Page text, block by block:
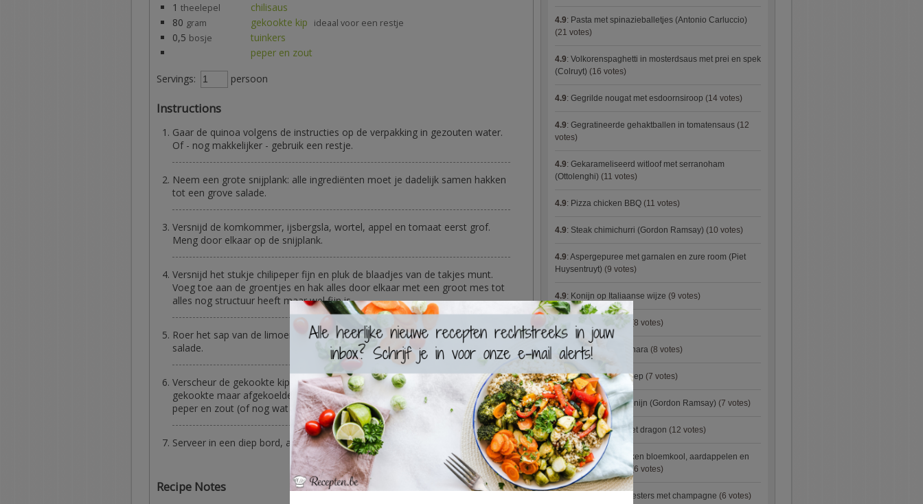
1 theelepel
chilisaus
80 gram gekookte kip ideaal voor een restje
0,5 bosje
tuinkers
peper en zout
Servings:
persoon
Instructions
Gaar de quinoa volgens de instructies op de verpakking in gezouten water.
Of - nog makkelijker - gebruik een restje.
Neem een grote snijplank: alle ingrediënten moet je dadelijk samen hakken
tot een grove salade.
Versnijd de komkommer, ijsbergsla, wortel, appel en tomaat eerst grof.
Meng door elkaar op de snijplank.
Versnijd het stukje chilipeper fijn en pluk de blaadjes van de takjes munt.
Voeg toe aan de groentjes en hak alles door elkaar met een groot mes tot
alles nog structuur heeft maar wel fijn is.
Roer het sap van de limoen samen met de yoghurt en chilisaus door de
salade.
Verscheur de gekookte kip in nonchalante stukken en roer samen met de
gekookte maar afgekoelde quinoa door de salade. Werk naar smaak af met
peper en zout (of nog wat chilisaus/limoensap).
Serveer in een diep bord, afgewerkt met flink wat tuinkers. Smakelijk!
Recipe Notes
4.9: Pasta met spinazieballetjes (Antonio Carluccio)
(21 votes)
4.9: Volkorenspaghetti in mosterdsaus met prei en spek
(Colruyt) (16 votes)
4.9: Gegrilde nougat met esdoornsiroop (14 votes)
4.9: Gegratineerde gehaktballen in tomatensaus (12
votes)
4.9: Gekarameliseerd witloof met serranoham
(Ottolenghi) (11 votes)
4.9: Pizza chicken BBQ (11 votes)
4.9: Steak chimichurri (Gordon Ramsay) (10 votes)
4.9: Aspergepuree met garnalen en zure room (Piet
Huysentruyt) (9 votes)
4.9: Konijn op Italiaanse wijze (9 votes)
(8 votes)
4.9:Courgette carbonara (8 votes)
4.9:Aziatische preisoep (7 votes)
4.9:Fricassee van konijn (Gordon Ramsay) (7 votes)
4.8:Gestoofde kip met dragon (12 votes)
4.8:Zalm met gebakken bloemkool, aardappelen en
spek (Jeroen Meus)(6 votes)
Gegratineerde oesters met champagne (6 votes)
×